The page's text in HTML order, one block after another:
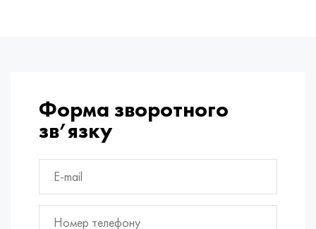
Форма зворотного
зв’язку